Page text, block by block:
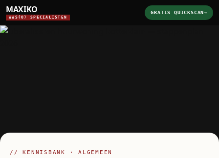
MAXIKO
WWS(O) SPECIALISTEN
GRATIS QUICKSCAN→
// KENNISBANK · ALGEMEEN